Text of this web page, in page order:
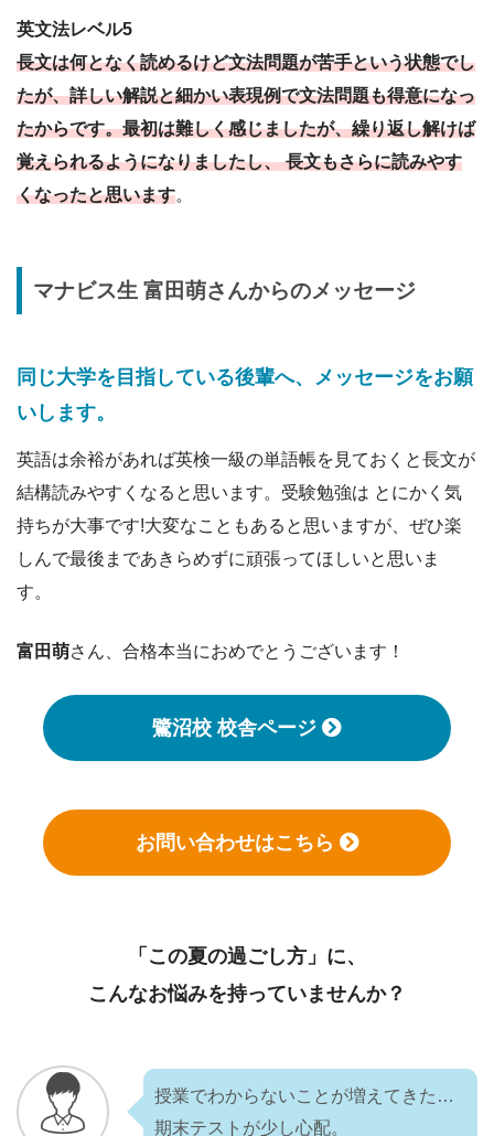
英文法レベル5
長文は何となく読めるけど文法問題が苦手という状態でし
たが、詳しい解説と細かい表現例で文法問題も得意になっ
たからです。最初は難しく感じましたが、繰り返し解けば
覚えられるようになりましたし、 長文もさらに読みやす
くなったと思います。
マナビス生 富田萌さんからのメッセージ
同じ大学を目指している後輩へ、メッセージをお願
いします。
英語は余裕があれば英検一級の単語帳を見ておくと長文が
結構読みやすくなると思います。受験勉強は とにかく気
持ちが大事です!大変なこともあると思いますが、ぜひ楽
しんで最後まであきらめずに頑張ってほしいと思いま
す。
富田萌さん、合格本当におめでとうございます！
鷺沼校 校舎ページ
お問い合わせはこちら
「この夏の過ごし方」に、
こんなお悩みを持っていませんか？
授業でわからないことが増えてきた…
期末テストが少し心配。